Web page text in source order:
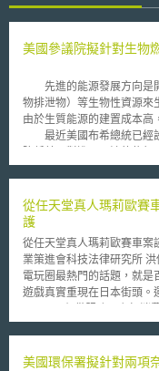
美國參議院擬針對生物
先進的能源發展方向是開
物排泄物）等生物性資源來
由於生質能源的建置成本高
最近美國布希總統已經設
參議院財務委員會（
望能鼓勵大規模的商業投資，
別針對使用纖維性質的生物
製造者，提供生產上的租稅
有針對乙醇所實施的優惠措
生產者加速推動生物燃料的
億加侖的水準。
從任天堂真人瑪莉歐賽
護
從任天堂真人瑪莉歐賽車案談
業策進會科技法律研究所 洪偲
電玩圈最熱門的話題，就
遊戲真實重現在日本街頭。
街頭享受奔馳的樂趣，為此
日本的註冊商標「マリカー
美國環保署擬針對兩項